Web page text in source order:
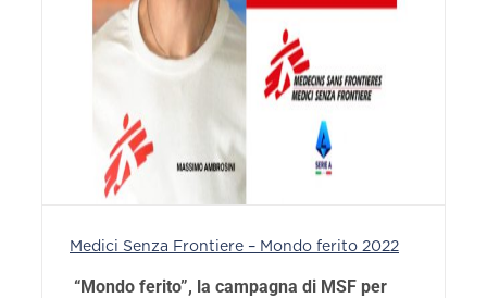
Medici Senza Frontiere – Mondo ferito 2022
“Mondo ferito”, la campagna di MSF per